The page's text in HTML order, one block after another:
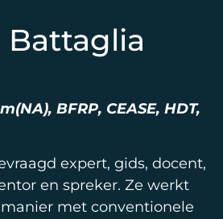
Battaglia
BFRP, CEASE, HDT,
expert, gids, docent,
en spreker. Ze werkt
met conventionele